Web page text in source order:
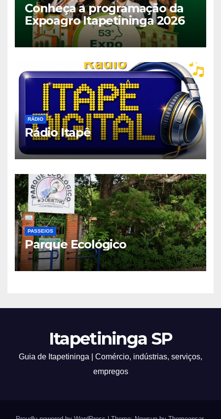
Conheça a programação da
Expoagro Itapetininga 2026
RÁDIO
Rádio Itapê
PASSEIOS
Parque Ecológico
Itapetininga SP
Guia de Itapetininga | Comércio, indústrias, serviços,
empregos